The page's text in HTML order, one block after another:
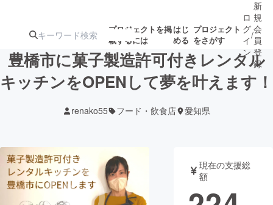
プロジェクトを掲
載するには
はじ
める
プロジェクト
をさがす
ターン
ジェクト
募集終了が近いプ
ロジェクト
アート・写真 音楽
テクノロジー・ガジェット ゲーム・サ
ロ
グ
イ
ン
/
新
規
会
員
登
録
豊橋市に菓子製造許可付きレンタル
キッチンをOPENして夢を叶えます！
renako55 フード・飲食店 愛知県
現在の支援総
額